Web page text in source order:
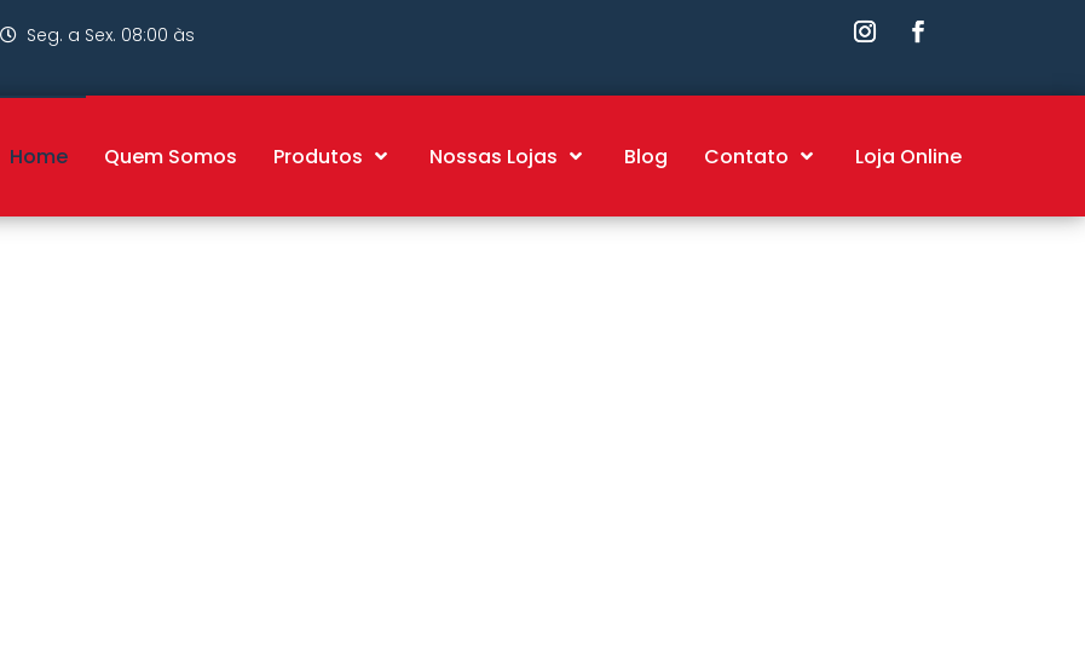
Seg. a Sex. 08:00 às
Home Quem Somos Produtos Nossas Lojas Blog Contato Loja Online